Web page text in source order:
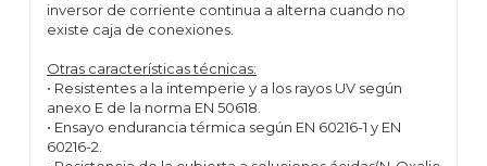
inversor de corriente continua a alterna cuando no
existe caja de conexiones.
Otras características técnicas:
• Resistentes a la intemperie y a los rayos UV según
anexo E de la norma EN 50618.
• Ensayo endurancia térmica según EN 60216-1 y EN
60216-2.